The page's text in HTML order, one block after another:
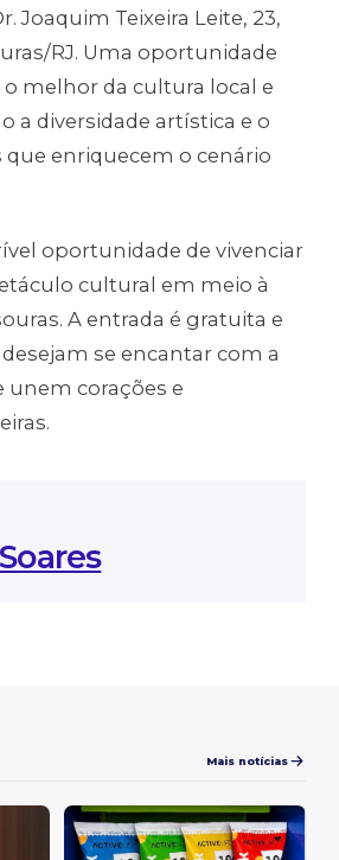
Joaquim Teixeira Leite, 23,
RJ. Uma oportunidade
melhor da cultura local e
a diversidade artística e o
enriquecem o cenário
oportunidade de vivenciar
cultural em meio à
A entrada é gratuita e
se encantar com a
unem corações e
Mais notícias